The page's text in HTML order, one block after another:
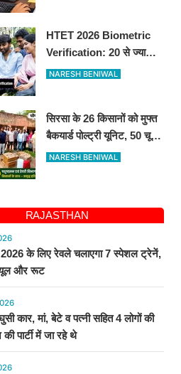
HTET 2026 Biometric
Verification: 20 से ज्यादा
सवाल छोड़ने वाले अभ्यर्थियों की
NARESH BENIWAL
सिरसा के 26 किसानों को मुफ्त
बैकयार्ड पोल्ट्री यूनिट, 50 चूजों
के साथ मिले उपकरण
NARESH BENIWAL
RAJASTHAN
2026 के लिए रेवले चलाएगा 7 स्पेशल ट्रेनें,
और रूट
कार, मां, बेटे व पत्नी सहित 4 लोगों की
पार्टी में जा रहे थे